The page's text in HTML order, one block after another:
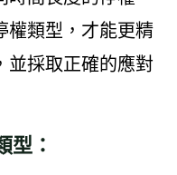
權類型，才能更精
並採取正確的應對
型：